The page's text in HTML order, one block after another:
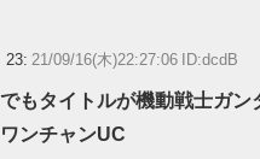
23: 21/09/16(木)22:27:06 ID:dcdB
でもタイトルが機動戦士ガン
ワンチャンUC